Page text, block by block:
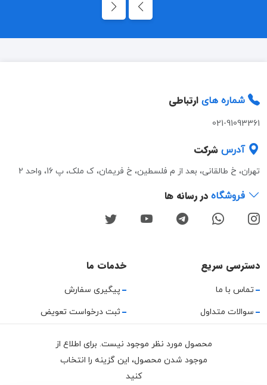
محصول مورد نظر موجود نیست. برای اطلاع از
موجود شدن محصول، این گزینه را انتخاب
کنید
شماره های ارتباطی
021-91093361
آدرس شرکت
تهران، خ طالقانی، بعد از م فلسطین، خ فریمان، ک ملک، پ 16، واحد 2
فروشگاه در رسانه ها
دسترسی سریع
تماس با ما
سوالات متداول
حریم خصوصی
خدمات ما
پیگیری سفارش
ثبت درخواست تعویض